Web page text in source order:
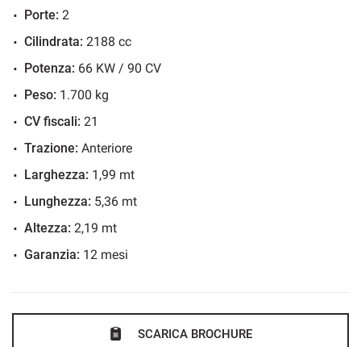
CLIENTE.
- SI ACCETTANO PERMUTE, ANCHE DI VALORE
- SI ACQUISTANO AUTO USATE CON PAGAMENTO
IMMEDIATO.
Porte: 2
Cilindrata: 2188 cc
Potenza: 66 KW / 90 CV
Peso: 1.700 kg
CV fiscali: 21
Trazione: Anteriore
Larghezza: 1,99 mt
Lunghezza: 5,36 mt
Altezza: 2,19 mt
Garanzia: 12 mesi
SCARICA BROCHURE